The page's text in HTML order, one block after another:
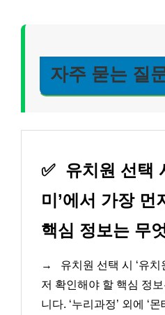
자주 묻는 질
✅ 유치원 선택
미’에서 가장 먼
핵심 정보는 무
→
유치원 선택 시 ‘유치
저 확인해야 할 핵심 정
니다. ‘누리과정’ 외에 ‘